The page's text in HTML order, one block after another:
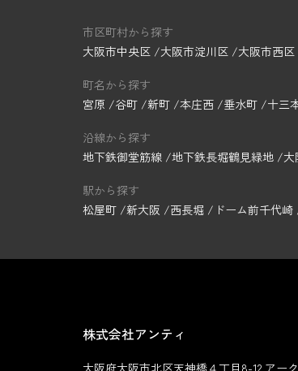
市区町村から探す
大阪市中央区
大阪市淀川区 大阪市西区
町名から探す
宮原
谷町 新町 本庄西 垂水町 十三
沿線から探す
地下鉄御堂筋線 地下鉄長堀鶴見緑地
駅から探す
松屋町 新大阪 西長堀 ドーム前千代崎
株式会社アンティ
大阪府大阪市北区天神橋４丁目8-12 アー